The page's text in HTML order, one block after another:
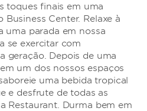
toques finais em uma
Business Center. Relaxe à
uma parada em nossa
se exercitar com
geração. Depois de uma
um dos nossos espaços
uma bebida tropical
e desfrute de todas as
Restaurant. Durma bem em